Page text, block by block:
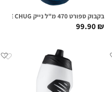
בקבוק ספורט 470 מ"ל נייק NIKE TR HYPERCHARGE CHUG כחול גרפי
99.90₪